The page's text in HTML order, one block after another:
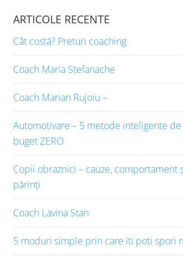
ARTICOLE RECENTE
Cât costă? Preturi coaching
Coach Maria Stefanache
Coach Marian Rujoiu –
Automotivare – 5 metode inteligente
buget ZERO
Copii obraznici – cauze, comportament
părinți
Coach Lavina Stan
5 moduri simple prin care iti poti spori